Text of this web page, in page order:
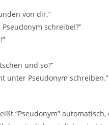
von dir.”
schreibe!?”
und so?”
unter Pseudonym schreiben.”
“Pseudonym”